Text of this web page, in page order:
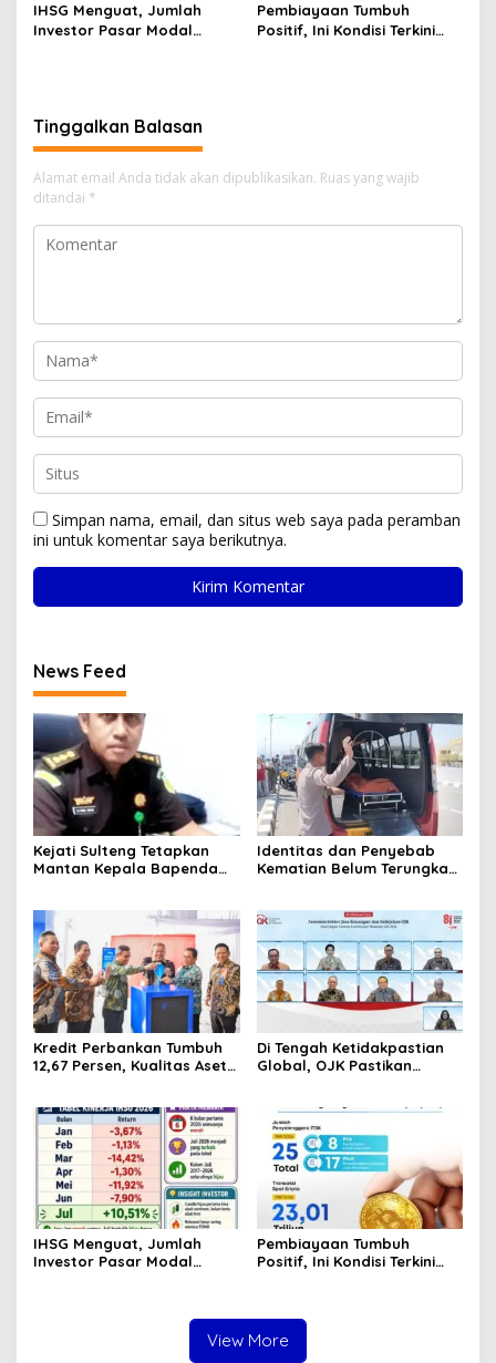
IHSG Menguat, Jumlah
Investor Pasar Modal
Pembiayaan Tumbuh
Positif, Ini Kondisi Terkini
Tinggalkan Balasan
Alamat email Anda tidak akan dipublikasikan. Ruas yang wajib
ditandai *
Simpan nama, email, dan situs web saya pada peramban
ini untuk komentar saya berikutnya.
News Feed
Kejati Sulteng Tetapkan
Mantan Kepala Bapenda
Pertambangan
Identitas dan Penyebab
Kematian Belum Terungkap,
Pantai Lere Palu, Kondisi
Tubuh Sudah Terurai
Dicabik Buaya
Kredit Perbankan Tumbuh
12,67 Persen, Kualitas Aset
Di Tengah Ketidakpastian
Global, OJK Pastikan
IHSG Menguat, Jumlah
Investor Pasar Modal
Pembiayaan Tumbuh
Positif, Ini Kondisi Terkini
View More